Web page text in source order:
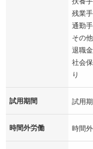
残業
通勤
その
退職
社会
り
試用期間 試用
時間外労働 時間